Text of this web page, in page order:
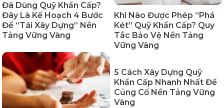
Đã Dùng Quỹ Khẩn Cấp?
Đây Là Kế Hoạch 4 Bước
Để “Tái Xây Dựng” Nền
Tảng Vững Vàng
Khi Nào Được Phép “Phá
Két” Quỹ Khẩn Cấp? Quy
Tắc Bảo Vệ Nền Tảng
Vững Vàng
5 Cách Xây Dựng Quỹ
Khẩn Cấp Nhanh Nhất Để
Củng Cố Nền Tảng Vững
Vàng